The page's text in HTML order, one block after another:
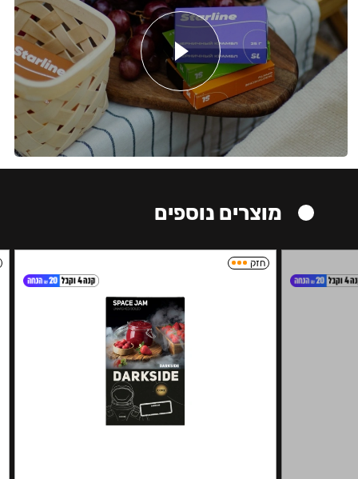
מוצרים נוספים
חזק